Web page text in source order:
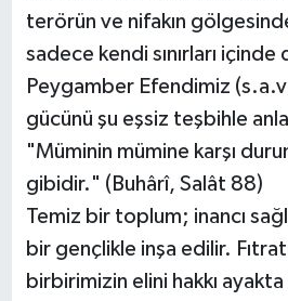
terörün ve nifakın
sadece kendi sınırları
Peygamber Efendimiz
gücünü şu eşsiz teşbihle
"Müminin mümine karşı
gibidir." (Buhârî, Salât 88)
Temiz bir toplum; inancı
bir gençlikle inşa edilir.
birbirimizin elini hakkı